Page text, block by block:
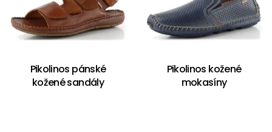
Pikolinos pánské
kožené sandály
Pikolinos kožené
mokasíny